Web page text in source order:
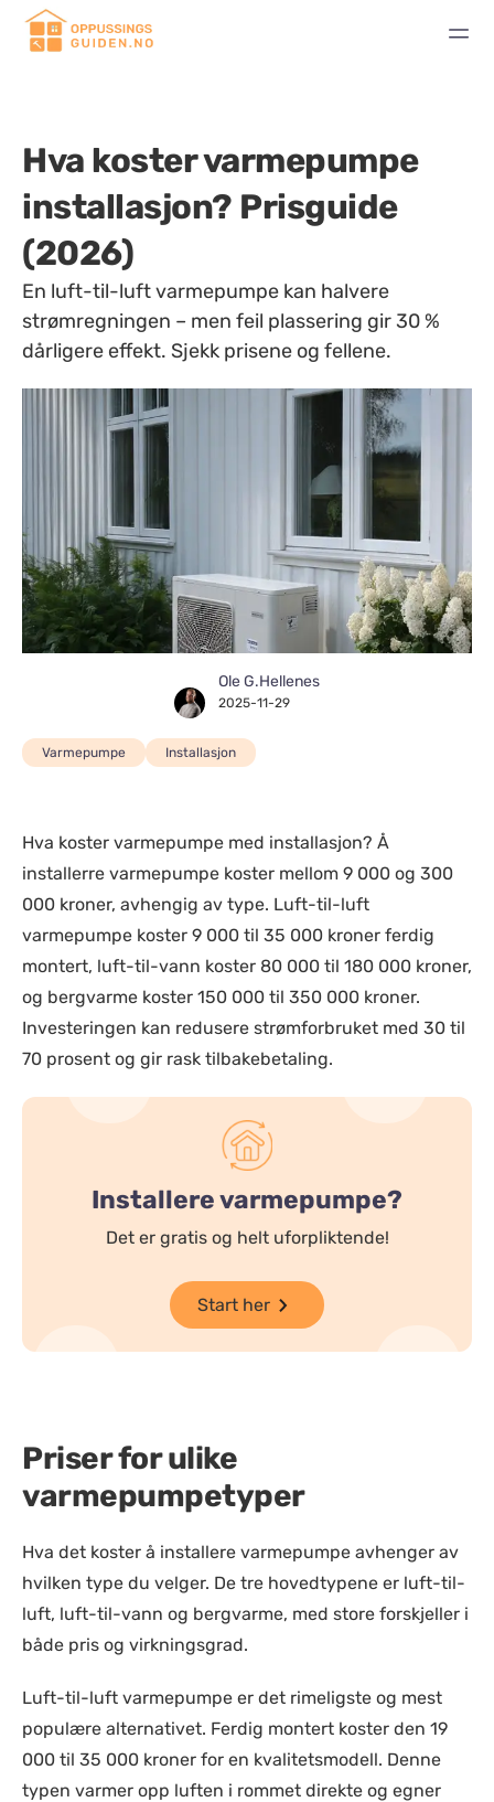
Hva koster varmepumpe
installasjon? Prisguide
(2026)
En luft-til-luft varmepumpe kan halvere
strømregningen – men feil plassering gir 30 %
dårligere effekt. Sjekk prisene og fellene.
Ole G.Hellenes
2025-11-29
Varmepumpe Installasjon
Hva koster varmepumpe med installasjon? Å
installerre varmepumpe koster mellom 9 000 og 300
000 kroner, avhengig av type. Luft-til-luft
varmepumpe koster 9 000 til 35 000 kroner ferdig
montert, luft-til-vann koster 80 000 til 180 000 kroner,
og bergvarme koster 150 000 til 350 000 kroner.
Investeringen kan redusere strømforbruket med 30 til
70 prosent og gir rask tilbakebetaling.
Installere varmepumpe?
Det er gratis og helt uforpliktende!
Start her
Priser for ulike
varmepumpetyper
Hva det koster å installere varmepumpe avhenger av
hvilken type du velger. De tre hovedtypene er luft-til-
luft, luft-til-vann og bergvarme, med store forskjeller i
både pris og virkningsgrad.
Luft-til-luft varmepumpe er det rimeligste og mest
populære alternativet. Ferdig montert koster den 19
000 til 35 000 kroner for en kvalitetsmodell. Denne
typen varmer opp luften i rommet direkte og egner